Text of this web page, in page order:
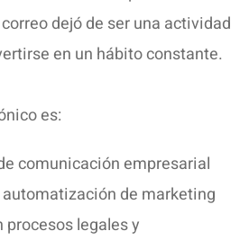
dejó de ser una actividad
en un hábito constante.
es:
comunicación empresarial
de marketing
legales y